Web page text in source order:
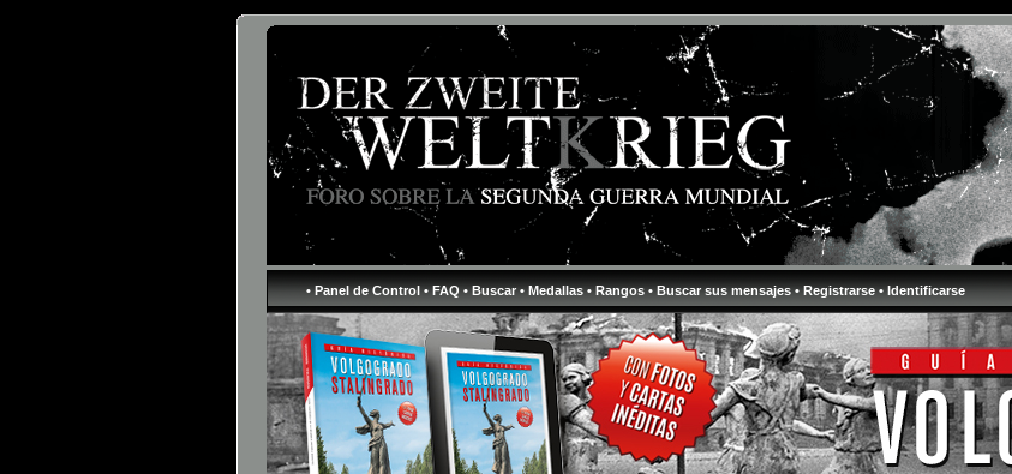
• Panel de Control • FAQ • Buscar • Medallas • Rangos • Buscar sus mensajes • Registrarse • Identificarse